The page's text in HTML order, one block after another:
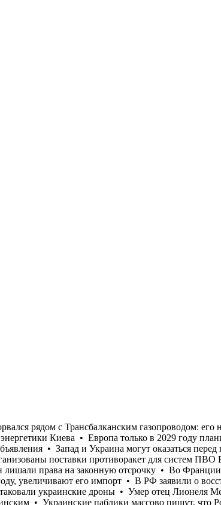
• Европа только в 2029 году планирует начать создавать свой аналог Starlink - спутниковую сеть IRIS2 • В «Сильпо» на пустых полках вместо продуктов разместили объявления • Запад и Украина могут оказаться перед необходимостью удовлетворить требование Путина о выводе украинских войск из Донбасса для завершения войны, если не будут организованы поставки противоракет для систем ПВО ВСУ • Омбудсмен Лубинец заявляет о массовых нарушениях прав мобилизованных в Береговском РТЦК на Закарпатье, где сотни мужчин лишали права на законную отсрочку • Во Франции продолжают бушевать пожары небывалой силы • Страны ЕС, несмотря на заявление об отказе от российского газа к следующему году, увеличивают его импорт • В РФ заявили о восстановлении «в целом» движения по трассе на сухопутном коридоре в Крым на захваченном России юге Украины, которую постоянно атаковали украинские дроны • Умер отец Лионеля Месси • Беспилотник залетел в Болгарию со стороны Румынии и взорвался рядом с Трансбалканским газопроводом: его назвали украинским • Украинские паблики массово пишут, что Россия планирует до 24 августа нанести удары с целью уничтожения энергетики Киева • Европа только в 2029 году планирует начать создавать свой аналог Starlink - спутниковую сеть IRIS2 • В «Сильпо» на пустых полках вместо продуктов разместили объявления • Запад и Украина могут оказаться перед необходимостью удовлетворить требование Путина о выводе украинских войск из Донбасса для завершения войны, если не будут организованы поставки противоракет для систем ПВО ВСУ • Омбудсмен Лубинец заявляет о массовых нарушениях прав мобилизованных в Береговском РТЦК на Закарпатье, где сотни мужчин лишали права на законную отсрочку • Во Франции продолжают бушевать пожары небывалой силы • Страны ЕС, несмотря на заявление об отказе от российского газа к следующему году, увеличивают его импорт • В РФ заявили о восстановлении «в целом» движения по трассе на сухопутном коридоре в Крым на захваченном России юге Украины, которую постоянно атаковали украинские дроны • Умер отец Лионеля Месси • Беспилотник залетел в Болгарию со стороны Румынии и взорвался рядом с Трансбалканским газопроводом: его назвали украинским • Украинские паблики массово пишут, что Россия планирует до 24 августа нанести удары с целью уничтожения энергетики Киева • Европа только в 2029 году планирует начать создавать свой аналог Starlink - спутниковую сеть IRIS2 • В «Сильпо» на пустых полках вместо продуктов разместили объявления • Запад и Украина могут оказаться перед необходимостью удовлетворить требование Путина о выводе украинских войск из Донбасса для завершения